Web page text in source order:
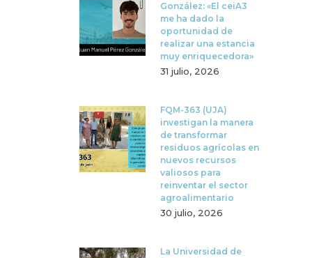
González: «El ceiA3
me ha dado la
oportunidad de
realizar una estancia
muy enriquecedora»
31 julio, 2026
FQM-363 (UJA)
investigan la manera
de transformar
residuos agrícolas en
nuevos recursos
valiosos para
reinventar el sector
agroalimentario
30 julio, 2026
La Universidad de